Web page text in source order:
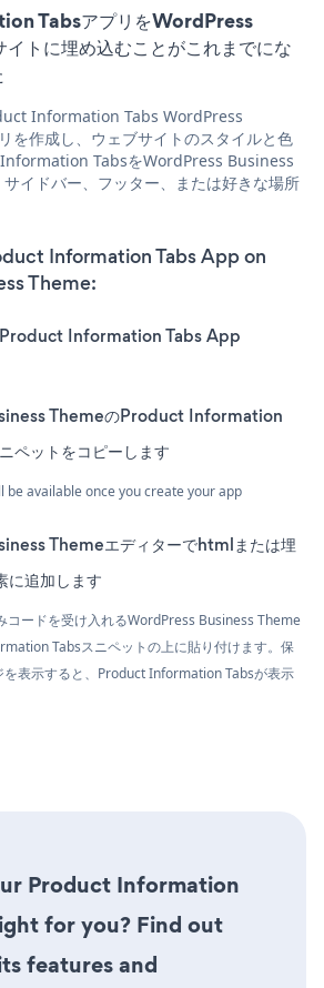
TabsアプリをWordPress
トに埋め込むことがこれまでにな
Information Tabs WordPress
を作成し、ウェブサイトのスタイルと色
TabsをWordPress Business
イドバー、フッター、または好きな場所
Information Tabs App on
Theme:
Information Tabs App
ThemeのProduct Information
ペットをコピーします
be available once you create your app
Themeエディターでhtmlまたは埋
に追加します
コードを受け入れるWordPress Business Theme
Tabsスニペットの上に貼り付けます。保
を表示すると、Product Information Tabsが表示
Product Information
for you? Find out
features and